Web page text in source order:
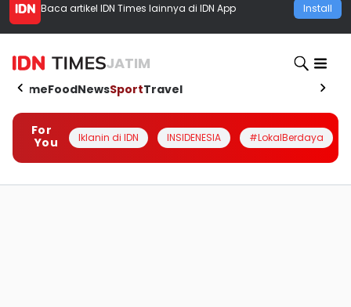
Baca artikel IDN Times lainnya di IDN App Install
JATIM
HomeFoodNewsSportTravel
For
You
Iklanin di IDN INSIDENESIA #LokalBerdaya